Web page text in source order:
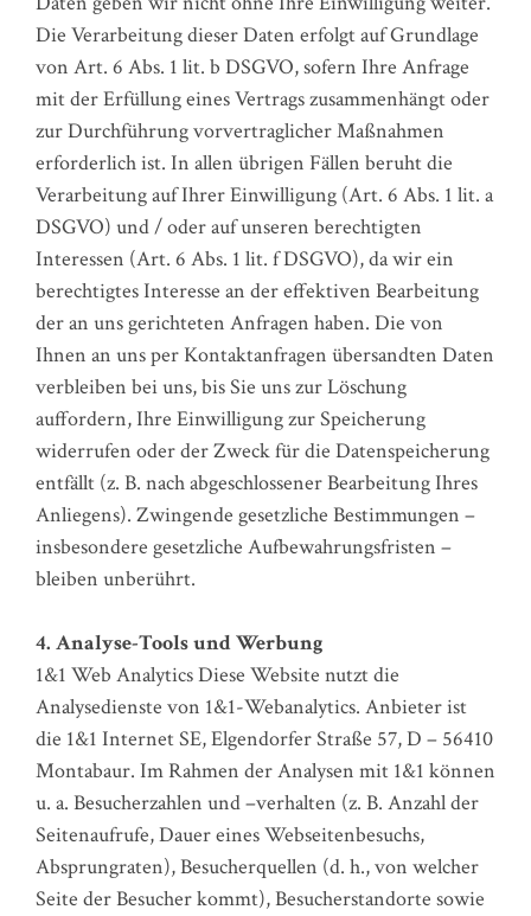
Die Verarbeitung dieser Daten erfolgt auf Grundlage
von Art. 6 Abs. 1 lit. b DSGVO, sofern Ihre Anfrage
mit der Erfüllung eines Vertrags zusammenhängt oder
zur Durchführung vorvertraglicher Maßnahmen
erforderlich ist. In allen übrigen Fällen beruht die
Verarbeitung auf Ihrer Einwilligung (Art. 6 Abs. 1 lit. a
DSGVO) und / oder auf unseren berechtigten
Interessen (Art. 6 Abs. 1 lit. f DSGVO), da wir ein
berechtigtes Interesse an der effektiven Bearbeitung
der an uns gerichteten Anfragen haben. Die von
Ihnen an uns per Kontaktanfragen übersandten Daten
verbleiben bei uns, bis Sie uns zur Löschung
auffordern, Ihre Einwilligung zur Speicherung
widerrufen oder der Zweck für die Datenspeicherung
entfällt (z. B. nach abgeschlossener Bearbeitung Ihres
Anliegens). Zwingende gesetzliche Bestimmungen –
insbesondere gesetzliche Aufbewahrungsfristen –
bleiben unberührt.
4. Analyse-Tools und Werbung
1&1 Web Analytics Diese Website nutzt die
Analysedienste von 1&1-Webanalytics. Anbieter ist
die 1&1 Internet SE, Elgendorfer Straße 57, D – 56410
Montabaur. Im Rahmen der Analysen mit 1&1 können
u. a. Besucherzahlen und –verhalten (z. B. Anzahl der
Seitenaufrufe, Dauer eines Webseitenbesuchs,
Absprungraten), Besucherquellen (d. h., von welcher
Seite der Besucher kommt), Besucherstandorte sowie